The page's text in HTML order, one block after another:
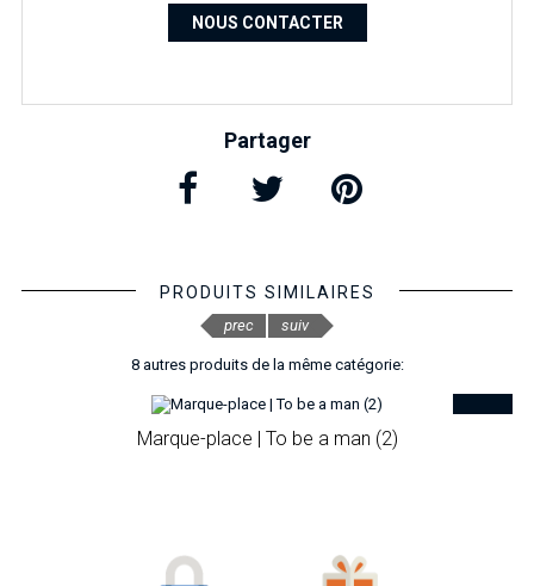
NOUS CONTACTER
Partager
PRODUITS SIMILAIRES
8 autres produits de la même catégorie:
Marque-place | To be a man (2)
prec suiv